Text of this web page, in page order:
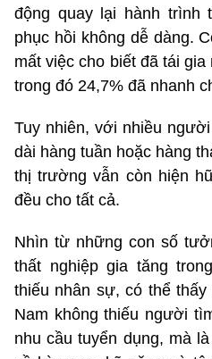
động quay lại hành trình
phục hồi không dễ dàng.
mất việc cho biết đã tái
trong đó 24,7% đã nhanh
Tuy nhiên, với nhiều
dài hàng tuần hoặc hàng
thị trường vẫn còn hiện
đều cho tất cả.
Nhìn từ những con số
thất nghiệp gia tăng
thiếu nhân sự, có thể
Nam không thiếu người
nhu cầu tuyển dụng, mà